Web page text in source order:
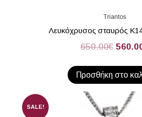
Triantos
Λευκόχρυσος σταυρός
650.00€
Προσθήκη στο
SALE!